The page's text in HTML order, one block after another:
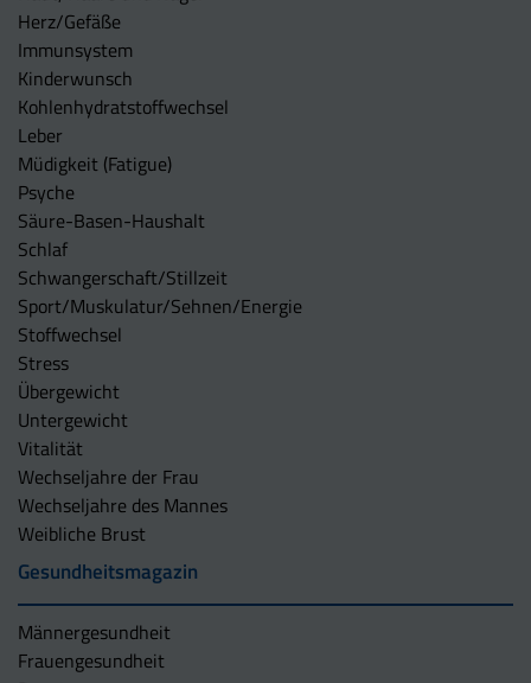
Herz/Gefäße
Immunsystem
Kinderwunsch
Kohlenhydratstoffwechsel
Leber
Müdigkeit (Fatigue)
Psyche
Säure-Basen-Haushalt
Schlaf
Schwangerschaft/Stillzeit
Sport/Muskulatur/Sehnen/Energie
Stoffwechsel
Stress
Übergewicht
Untergewicht
Vitalität
Wechseljahre der Frau
Wechseljahre des Mannes
Weibliche Brust
Gesundheitsmagazin
Männergesundheit
Frauengesundheit